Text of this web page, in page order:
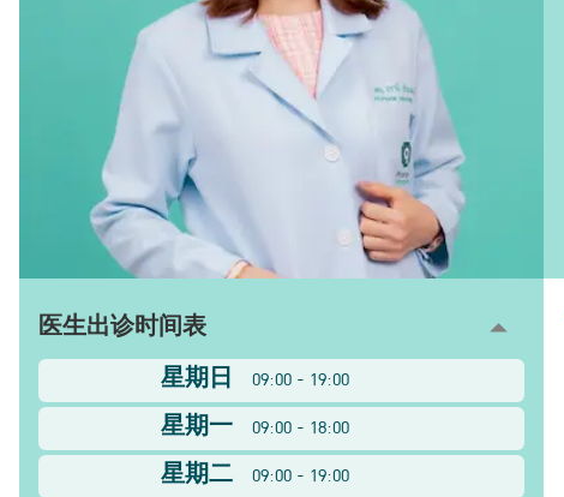
医生出诊时间表
星期日
09:00 - 19:00
星期一
09:00 - 18:00
星期二
09:00 - 19:00